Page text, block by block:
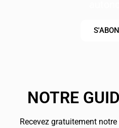
NOTRE
Recevez gratuitement notre